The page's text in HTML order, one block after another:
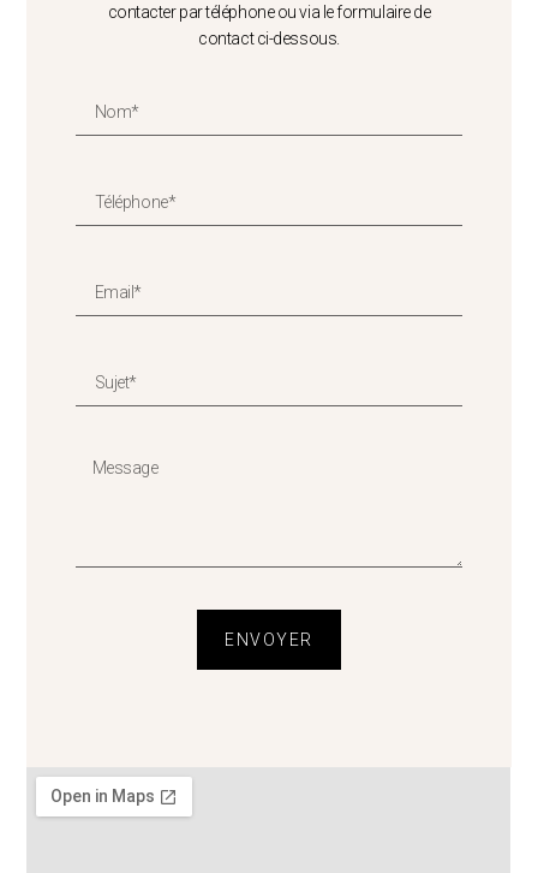
contacter par téléphone ou via le formulaire de
contact ci-dessous.
ENVOYER